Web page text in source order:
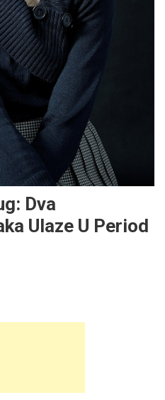
Dva
Ulaze U Period